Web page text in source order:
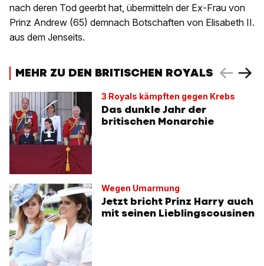
nach deren Tod geerbt hat, übermitteln der Ex-Frau von
Prinz Andrew (65) demnach Botschaften von Elisabeth II.
aus dem Jenseits.
MEHR ZU DEN BRITISCHEN ROYALS
3 Royals kämpften gegen Krebs
Das dunkle Jahr der
britischen Monarchie
Wegen Umarmung
Jetzt bricht Prinz Harry auch
mit seinen Lieblingscousinen